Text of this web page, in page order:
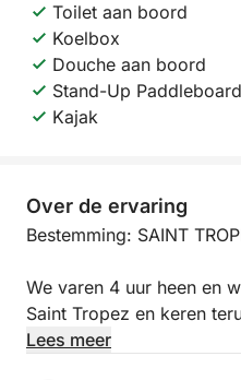
Toilet aan boord
Koelbox
Douche aan boord
Stand-Up
Kajak
Over de ervaring
Bestemming: SAINT
We varen 4 uur heen en
Saint Tropez en keren
Cannes. Havengeld voor
Lees meer